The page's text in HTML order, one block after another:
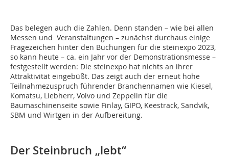
Das belegen auch die Zahlen. Denn standen – wie bei allen
Messen und Veranstaltungen – zunächst durchaus einige
Fragezeichen hinter den Buchungen für die steinexpo 2023,
so kann heute – ca. ein Jahr vor der Demonstrationsmesse –
festgestellt werden: Die steinexpo hat nichts an ihrer
Attraktivität eingebüßt. Das zeigt auch der erneut hohe
Teilnahmezuspruch führender Branchennamen wie Kiesel,
Komatsu, Liebherr, Volvo und Zeppelin für die
Baumaschinenseite sowie Finlay, GIPO, Keestrack, Sandvik,
SBM und Wirtgen in der Aufbereitung.
Der Steinbruch „lebt“